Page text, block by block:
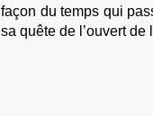
façon du temps qui
sa quête de l’ouvert de